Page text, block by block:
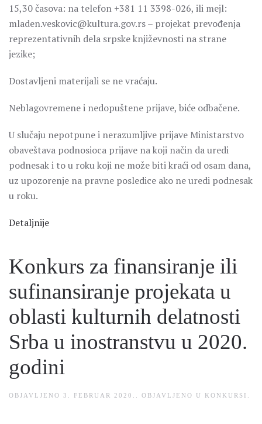
15,30 časova: na telefon +381 11 3398-026, ili mejl:
mladen.veskovic@kultura.gov.rs – projekat prevođenja
reprezentativnih dela srpske književnosti na strane
jezike;
Dostavljeni materijali se ne vraćaju.
Neblagovremene i nedopuštene prijave, biće odbačene.
U slučaju nepotpune i nerazumljive prijave Ministarstvo
obaveštava podnosioca prijave na koji način da uredi
podnesak i to u roku koji ne može biti kraći od osam dana,
uz upozorenje na pravne posledice ako ne uredi podnesak
u roku.
Detaljnije
Konkurs za finansiranje ili
sufinansiranje projekata u
oblasti kulturnih delatnosti
Srba u inostranstvu u 2020.
godini
OBJAVLJENO 3. FEBRUAR 2020. . OBJAVLJENO U KONKURSI